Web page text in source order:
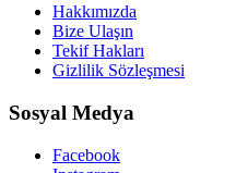
Hakkımızda
Bize Ulaşın
Tekif Hakları
Gizlilik Sözleşmesi
Sosyal Medya
Facebook